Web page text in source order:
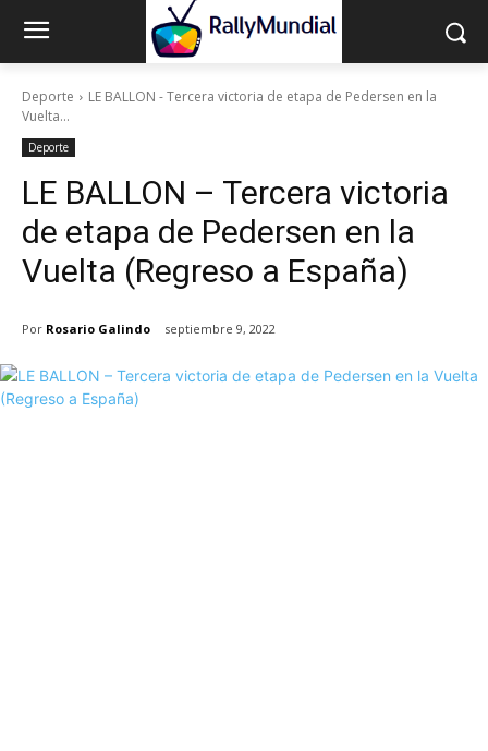
Deporte
LE BALLON - Tercera victoria de etapa de Pedersen en la
Vuelta...
Deporte
LE BALLON – Tercera victoria
de etapa de Pedersen en la
Vuelta (Regreso a España)
Por Rosario Galindo septiembre 9, 2022